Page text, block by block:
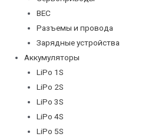
BEC
Разъемы и провода
Зарядные устройства
Аккумуляторы
LiPo 1S
LiPo 2S
LiPo 3S
LiPo 4S
LiPo 5S